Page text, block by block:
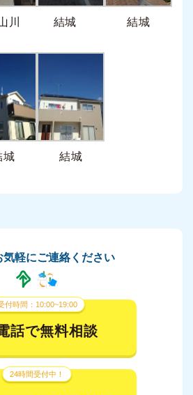
川 結城 結城
城 結城
気軽にご連絡ください
付時間：10:00~19:00
話で無料相談
24時間受付中！